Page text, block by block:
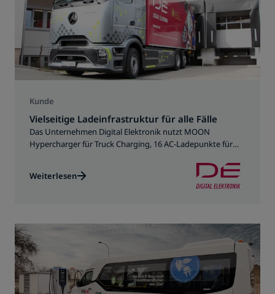
Kunde
Vielseitige Ladeinfrastruktur für alle Fälle
Das Unternehmen Digital Elektronik nutzt MOON
Hypercharger für Truck Charging, 16 AC-Ladepunkte für
Weiterlesen